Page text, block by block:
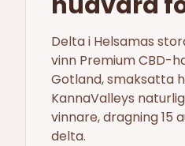
Delta i Helsamas
vinn Premium CBD-
Gotland, smaksatta
KannaValleys
vinnare, dragning 15
delta.